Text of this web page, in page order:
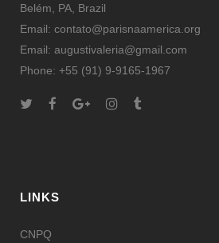
Belém, PA, Brazil
Email: contato@parisnaamerica.org
Email: augustivaleria@gmail.com
Phone: +55 (91) 9-9165-1967
LINKS
CNPQ